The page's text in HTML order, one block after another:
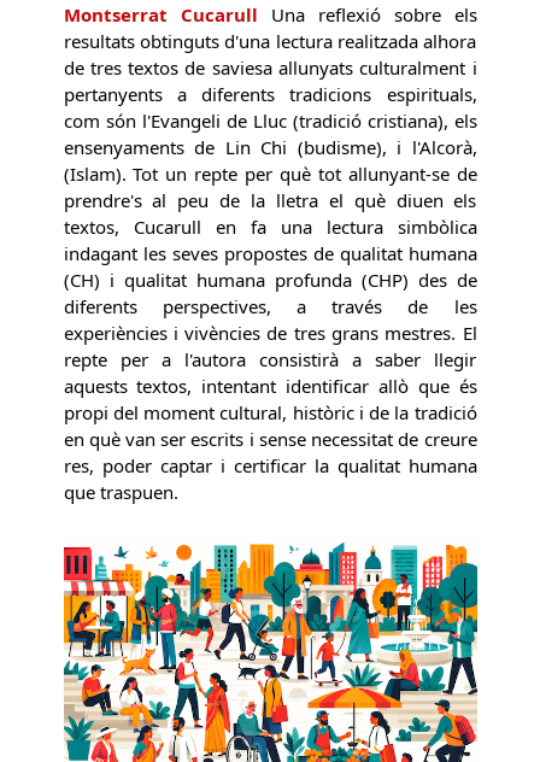
Montserrat Cucarull Una reflexió sobre els
resultats obtinguts d'una lectura realitzada alhora
de tres textos de saviesa allunyats culturalment i
pertanyents a diferents tradicions espirituals,
com són l'Evangeli de Lluc (tradició cristiana), els
ensenyaments de Lin Chi (budisme), i l'Alcorà,
(Islam). Tot un repte per què tot allunyant-se de
prendre's al peu de la lletra el què diuen els
textos, Cucarull en fa una lectura simbòlica
indagant les seves propostes de qualitat humana
(CH) i qualitat humana profunda (CHP) des de
diferents perspectives, a través de les
experiències i vivències de tres grans mestres. El
repte per a l'autora consistirà a saber llegir
aquests textos, intentant identificar allò que és
propi del moment cultural, històric i de la tradició
en què van ser escrits i sense necessitat de creure
res, poder captar i certificar la qualitat humana
que traspuen.